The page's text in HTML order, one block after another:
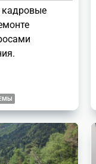
кадровые